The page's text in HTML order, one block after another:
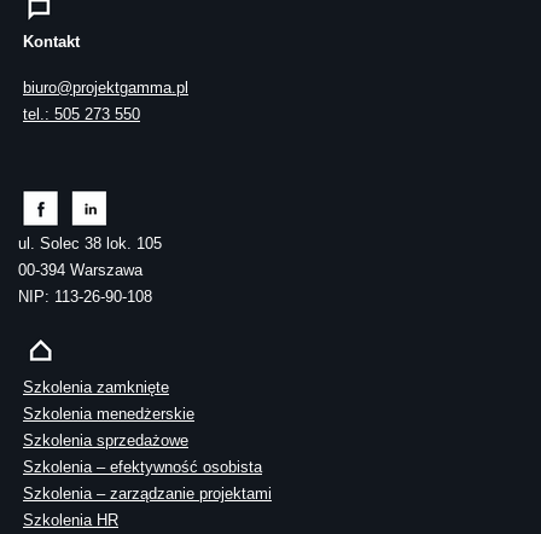
Kontakt
biuro@projektgamma.pl
tel.: 505 273 550
ul. Solec 38 lok. 105
00-394 Warszawa
NIP: 113-26-90-108
Szkolenia zamknięte
Szkolenia menedżerskie
Szkolenia sprzedażowe
Szkolenia – efektywność osobista
Szkolenia – zarządzanie projektami
Szkolenia HR